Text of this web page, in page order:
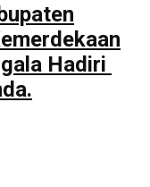
Hadiri